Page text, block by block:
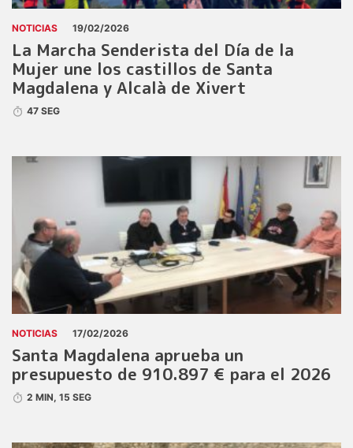
NOTICIAS 19/02/2026
La Marcha Senderista del Día de la
Mujer une los castillos de Santa
Magdalena y Alcalà de Xivert
47 SEG
NOTICIAS 17/02/2026
Santa Magdalena aprueba un
presupuesto de 910.897 € para el 2026
2 MIN, 15 SEG